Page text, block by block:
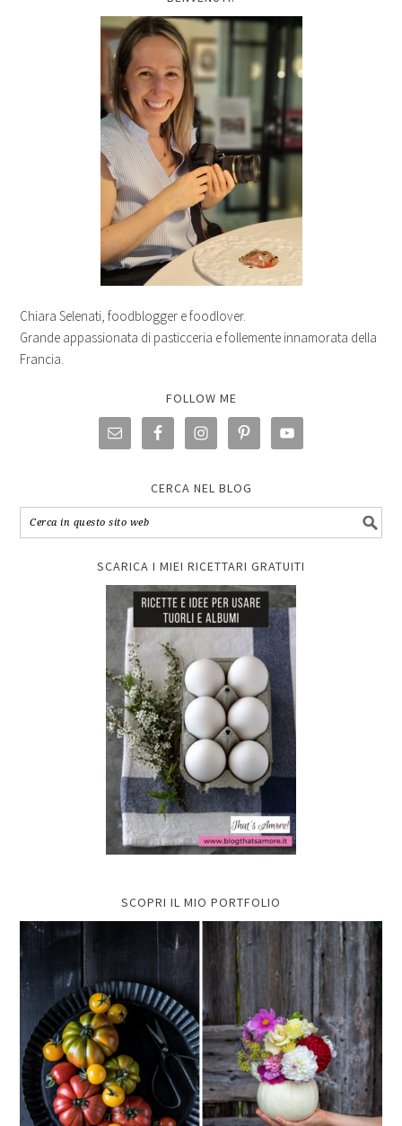
Chiara Selenati, foodblogger e foodlover.
Grande appassionata di pasticceria e follemente innamorata della
Francia.
FOLLOW ME
CERCA NEL BLOG
SCARICA I MIEI RICETTARI GRATUITI
SCOPRI IL MIO PORTFOLIO